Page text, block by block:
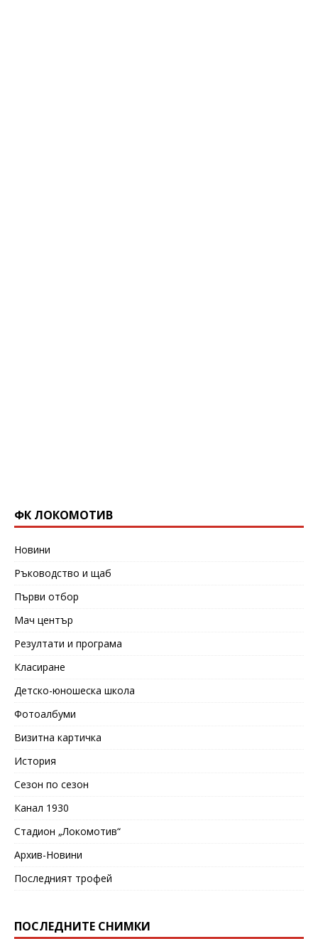
ФК ЛОКОМОТИВ
Новини
Ръководство и щаб
Първи отбор
Мач център
Резултати и програма
Класиране
Детско-юношеска школа
Фотоалбуми
Визитна картичка
История
Сезон по сезон
Канал 1930
Стадион „Локомотив“
Архив-Новини
Последният трофей
ПОСЛЕДНИТЕ СНИМКИ